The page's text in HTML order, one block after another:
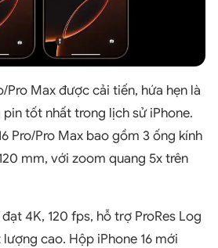
Pro Max được cải tiến, hứa hẹn là
tốt nhất trong lịch sử iPhone.
Pro/Pro Max bao gồm 3 ống kính
mm, với zoom quang 5x trên
4K, 120 fps, hỗ trợ ProRes Log
cao. Hộp iPhone 16 mới